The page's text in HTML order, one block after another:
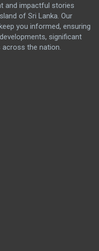
and impactful stories
of Sri Lanka. Our
you informed, ensuring
significant
across the nation.